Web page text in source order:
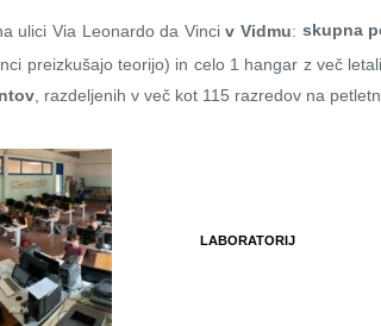
ulici Via Leonardo da Vinciv Vidmu: skupna
preizkušajo teorijo) in celo 1 hangar z več
, razdeljenih v več kot 115 razredov na
LABORATORIJ